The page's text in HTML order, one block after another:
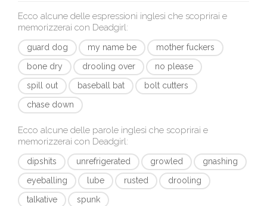
Ecco alcune delle espressioni inglesi che scoprirai e
memorizzerai con Deadgirl:
guard dog my name be
mother fuckers
bone dry
drooling over
no please
spill out
baseball bat
bolt cutters
chase down
Ecco alcune delle parole inglesi che scoprirai e
memorizzerai con Deadgirl:
dipshits unrefrigerated growled
gnashing
eyeballing
lube rusted
drooling
talkative
spunk